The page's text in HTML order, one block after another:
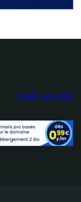
FAIRE UN DON